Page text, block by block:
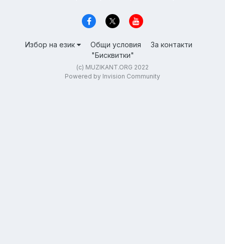
Избор на език Общи условия
За контакти
"Бисквитки"
(c) MUZIKANT.ORG 2022
Powered by Invision Community